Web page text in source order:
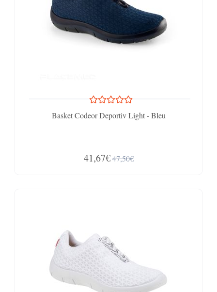
Basket Codeor Deportiv Light - Bleu
41,67€47,50€